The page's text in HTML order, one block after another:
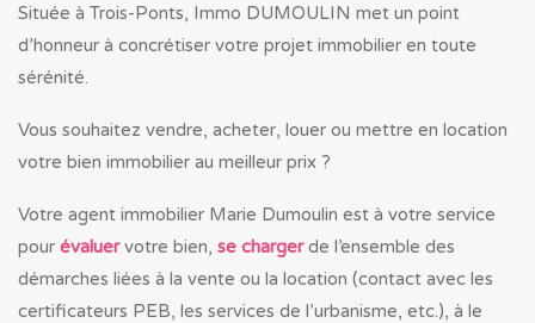
Située à Trois-Ponts, Immo DUMOULIN met un point
d’honneur à concrétiser votre projet immobilier en toute
sérénité.
Vous souhaitez vendre, acheter, louer ou mettre en location
votre bien immobilier au meilleur prix ?
Votre agent immobilier Marie Dumoulin est à votre service
pour évaluervotre bien, se chargerde l’ensemble des
démarches liées à la vente ou la location (contact avec les
certificateurs PEB, les services de l’urbanisme, etc.), à le